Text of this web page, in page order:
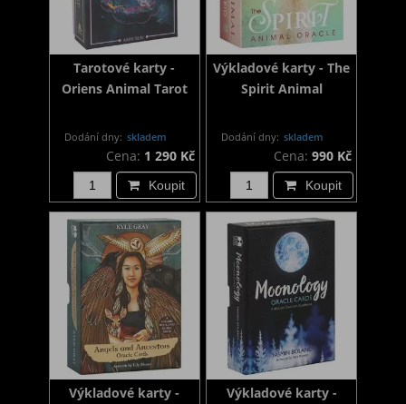
Tarotové karty -
Oriens Animal Tarot
Dodání dny: skladem
Cena: 1 290 Kč
Koupit
Výkladové karty - The
Spirit Animal
Dodání dny: skladem
Cena: 990 Kč
Koupit
Výkladové karty -
Výkladové karty -